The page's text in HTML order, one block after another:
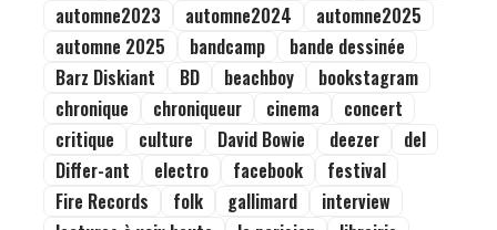
automne2023
automne2024
automne2025
automne 2025
bandcamp
bande dessinée
Barz Diskiant
BD beachboy
bookstagram
chronique
chroniqueur cinema
concert
critique
culture David Bowie deezer
del
Differ-ant
electro facebook
festival
Fire Records
folk gallimard
interview